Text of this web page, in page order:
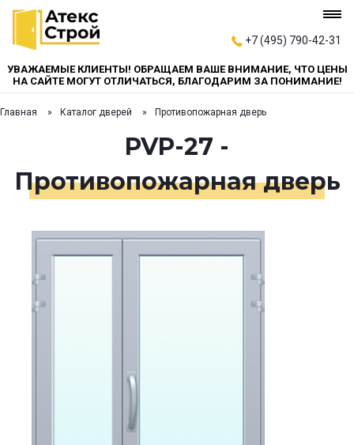
+7 (495) 790-42-31
УВАЖАЕМЫЕ КЛИЕНТЫ! ОБРАЩАЕМ ВАШЕ ВНИМАНИЕ, ЧТО ЦЕНЫ
НА САЙТЕ МОГУТ ОТЛИЧАТЬСЯ, БЛАГОДАРИМ ЗА ПОНИМАНИЕ!
Главная Каталог дверей Противопожарная дверь
PVP-27 -
Противопожарная дверь